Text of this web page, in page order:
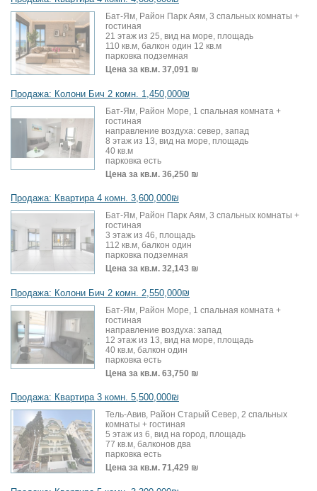
Бат-Ям, Район Парк Аям, 3 спальных комнаты +
гостиная
21 этаж из 25, вид на море, площадь
110 кв.м, балкон один 12 кв.м
парковка подземная
Цена за кв.м. 37,091 ₪
Продажа: Колони Бич 2 комн. 1,450,000₪
Бат-Ям, Район Море, 1 спальная комната +
гостиная
направление воздуха: север, запад
8 этаж из 13, вид на море, площадь
40 кв.м
парковка есть
Цена за кв.м. 36,250 ₪
Продажа: Квартира 4 комн. 3,600,000₪
Бат-Ям, Район Парк Аям, 3 спальных комнаты +
гостиная
3 этаж из 46, площадь
112 кв.м, балкон один
парковка подземная
Цена за кв.м. 32,143 ₪
Продажа: Колони Бич 2 комн. 2,550,000₪
Бат-Ям, Район Море, 1 спальная комната +
гостиная
направление воздуха: запад
12 этаж из 13, вид на море, площадь
40 кв.м, балкон один
парковка есть
Цена за кв.м. 63,750 ₪
Продажа: Квартира 3 комн. 5,500,000₪
Тель-Авив, Район Старый Север, 2 спальных
комнаты + гостиная
5 этаж из 6, вид на город, площадь
77 кв.м, балконов два
парковка есть
Цена за кв.м. 71,429 ₪